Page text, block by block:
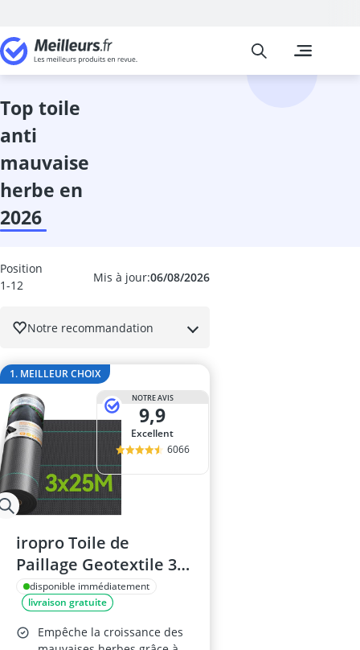
Jardin
abri de jardin
Meilleurs
top toile
anti
mauvaise
herbe en
2026
Mis à jour:06/08/2026
Position
1-12
Notre recommandation
1. MEILLEUR CHOIX
NOTRE AVIS
9,9
Excellent
6066
iropro Toile de
Paillage Geotextile 3m
x 25m, 90GMS
disponible immédiatement
livraison gratuite
Empêche la croissance des